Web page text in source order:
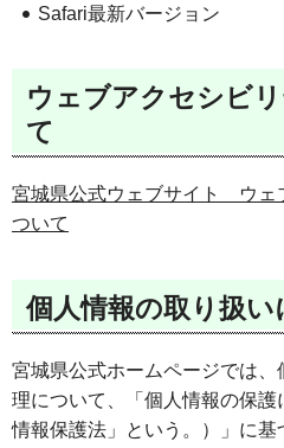
Safari最新バージョン
ウェブアクセシビ
て
宮城県公式ウェブサイト ウェ
ついて
個人情報の取り扱い
宮城県公式ホームページでは
理について、「個人情報の保護
情報保護法」という。）」に